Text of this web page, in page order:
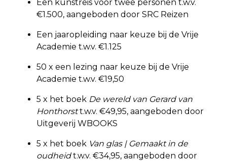
Een kunstreis voor twee personen t.w.v.
€1.500, aangeboden door SRC Reizen
Een jaaropleiding naar keuze bij de Vrije
Academie t.w.v. €1.125
50 x een lezing naar keuze bij de Vrije
Academie t.w.v. €19,50
5 x het boek De wereld van Gerard van
Honthorstt.w.v. €49,95, aangeboden door
Uitgeverij WBOOKS
5 x het boek Van glas | Gemaakt in de
oudheidt.w.v. €34,95, aangeboden door